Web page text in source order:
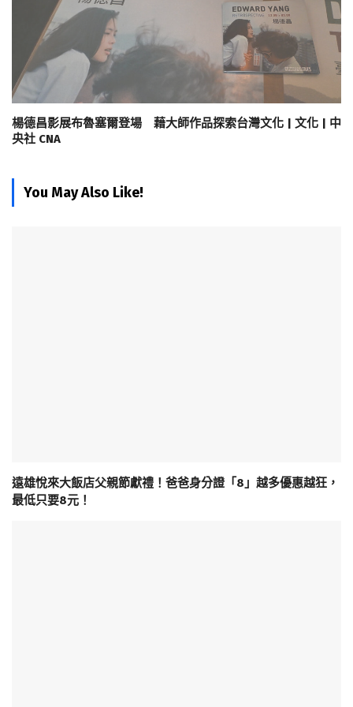
楊德昌影展布魯塞爾登場 藉大師作品探索台灣文化 | 文化 | 中
央社 CNA
You May Also Like!
遠雄悅來大飯店父親節獻禮！爸爸身分證「8」越多優惠越狂，
最低只要8元！